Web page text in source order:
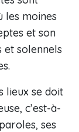
les moines
et son
et solennels
lieux se doit
c’est-à-
ses